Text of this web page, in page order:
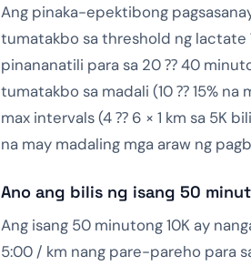
Ang pinaka-epektibong
tumatakbo sa threshold ng lactate
pinananatili para sa 20 ⁇ 40
tumatakbo sa madali (10 ⁇ 15% na
max intervals (4 ⁇ 6 × 1 km sa 5K
na may madaling mga araw ng
Ano ang bilis ng isang 50
Ang isang 50 minutong 10K ay
5:00 / km nang pare-pareho para